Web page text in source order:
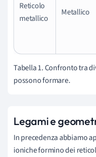
Reticolo
metallico
Metallico
Tabella 1. Confronto tra
possono formare.
Legami e
In precedenza abbiamo
ioniche formino dei